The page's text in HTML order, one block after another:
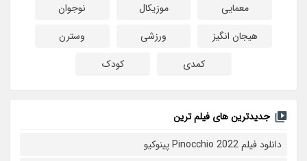
معمایی
موزیکال
نوجوان
هیجان انگیز
ورزشی
وسترن
کمدی
کودک
جدیدترین های فیلم ترین
دانلود فیلم Pinocchio 2022 پینوکیو